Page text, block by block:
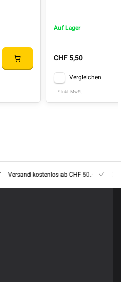
Auf Lager
CHF 5,50
Vergleichen
* Inkl. MwSt.
Versand kostenlos ab CHF 50.-